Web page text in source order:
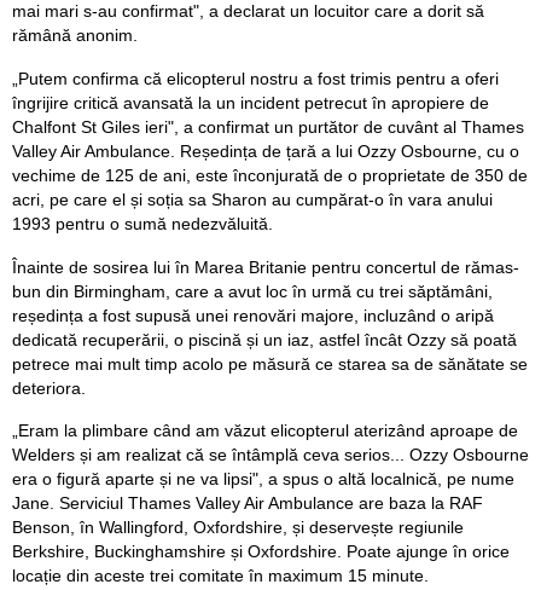
mai mari s-au confirmat", a declarat un locuitor care a dorit să
rămână anonim.
„Putem confirma că elicopterul nostru a fost trimis pentru a oferi
îngrijire critică avansată la un incident petrecut în apropiere de
Chalfont St Giles ieri", a confirmat un purtător de cuvânt al Thames
Valley Air Ambulance. Reședința de țară a lui Ozzy Osbourne, cu o
vechime de 125 de ani, este înconjurată de o proprietate de 350 de
acri, pe care el și soția sa Sharon au cumpărat-o în vara anului
1993 pentru o sumă nedezvăluită.
Înainte de sosirea lui în Marea Britanie pentru concertul de rămas-
bun din Birmingham, care a avut loc în urmă cu trei săptămâni,
reședința a fost supusă unei renovări majore, incluzând o aripă
dedicată recuperării, o piscină și un iaz, astfel încât Ozzy să poată
petrece mai mult timp acolo pe măsură ce starea sa de sănătate se
deteriora.
„Eram la plimbare când am văzut elicopterul aterizând aproape de
Welders și am realizat că se întâmplă ceva serios... Ozzy Osbourne
era o figură aparte și ne va lipsi", a spus o altă localnică, pe nume
Jane. Serviciul Thames Valley Air Ambulance are baza la RAF
Benson, în Wallingford, Oxfordshire, și deservește regiunile
Berkshire, Buckinghamshire și Oxfordshire. Poate ajunge în orice
locație din aceste trei comitate în maximum 15 minute.